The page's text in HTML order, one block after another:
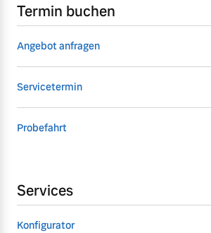
Termin buchen
Angebot anfragen
Servicetermin
Probefahrt
Services
Konfigurator